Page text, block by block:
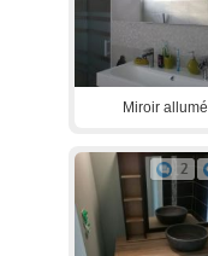
Miroir allumé
2